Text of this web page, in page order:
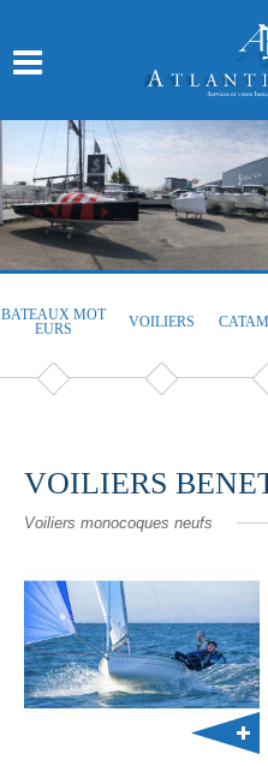
BATEAUX MOT
EURS
VOILIERS
VOILIERS
Voiliers monocoques neufs